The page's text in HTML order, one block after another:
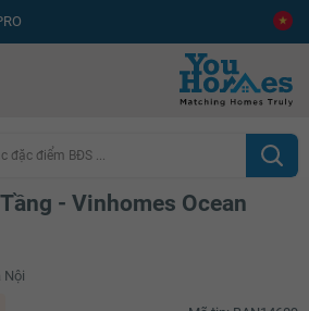
đặc điểm BĐS ...
- Vinhomes Ocean
Nội